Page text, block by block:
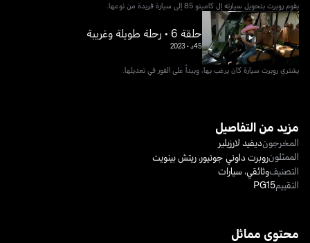
يقوم روبرت بتحويل سيارته إل كامينو 85 إلى سيارة فريدة من نوعها.
حلقة 6 • رحلة طويلة وغريبة
45د •
2023
يشتري روبرت سيارة كان يرغب بها، ويبدأ على الفور في تعديلها.
مزيد من التفاصيل
المخرجونديفيد لارزيلير
الممثلونروبرت داوني جونيور،ريتش بينويت
التصنيفوثائقي، سيارات
التقييمPG15
محتوى مماثل